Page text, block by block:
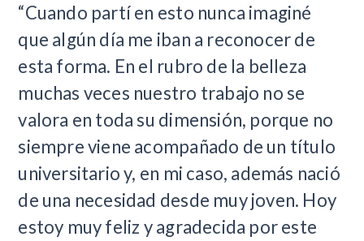
“Cuando partí en esto nunca imaginé
que algún día me iban a reconocer de
esta forma. En el rubro de la belleza
muchas veces nuestro trabajo no se
valora en toda su dimensión, porque no
siempre viene acompañado de un título
universitario y, en mi caso, además nació
de una necesidad desde muy joven. Hoy
estoy muy feliz y agradecida por este